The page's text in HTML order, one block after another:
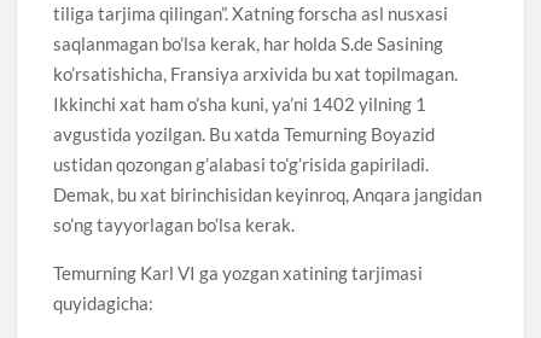
tiliga tarjima qilingan”. Xatning forscha asl nusxasi
saqlanmagan bo’lsa kerak, har holda S.de Sasining
ko’rsatishicha, Fransiya arxivida bu xat topilmagan.
Ikkinchi xat ham o’sha kuni, ya’ni 1402 yilning 1
avgustida yozilgan. Bu xatda Temurning Boyazid
ustidan qozongan g’alabasi to’g’risida gapiriladi.
Demak, bu xat birinchisidan keyinroq, Anqara jangidan
so’ng tayyorlagan bo’lsa kerak.
Temurning Karl VI ga yozgan xatining tarjimasi
quyidagicha: